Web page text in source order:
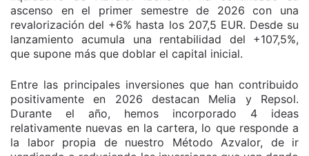
ascenso en el primer semestre de 2026 con una
revalorización del +6% hasta los 207,5 EUR. Desde su
lanzamiento acumula una rentabilidad del +107,5%,
que supone más que doblar el capital inicial.
Entre las principales inversiones que han contribuido
positivamente en 2026 destacan Melia y Repsol.
Durante el año, hemos incorporado 4 ideas
relativamente nuevas en la cartera, lo que responde a
la labor propia de nuestro Método Azvalor, de ir